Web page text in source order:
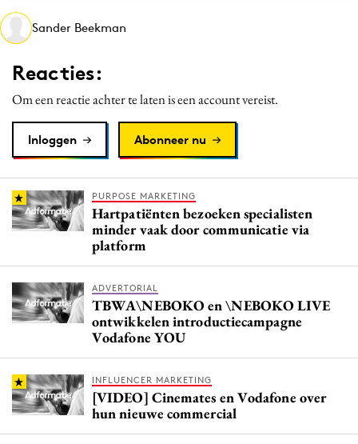
Media
Merkstrategie
PR
Reputatie & crisis
Sander Beekman
Reacties:
Om een reactie achter te laten is een account vereist.
Inloggen Abonneer nu
PURPOSE MARKETING
Hartpatiënten bezoeken specialisten
minder vaak door communicatie via
platform
ADVERTORIAL
TBWA\NEBOKO en \NEBOKO LIVE
ontwikkelen introductiecampagne
Vodafone YOU
INFLUENCER MARKETING
[VIDEO] Cinemates en Vodafone over
hun nieuwe commercial